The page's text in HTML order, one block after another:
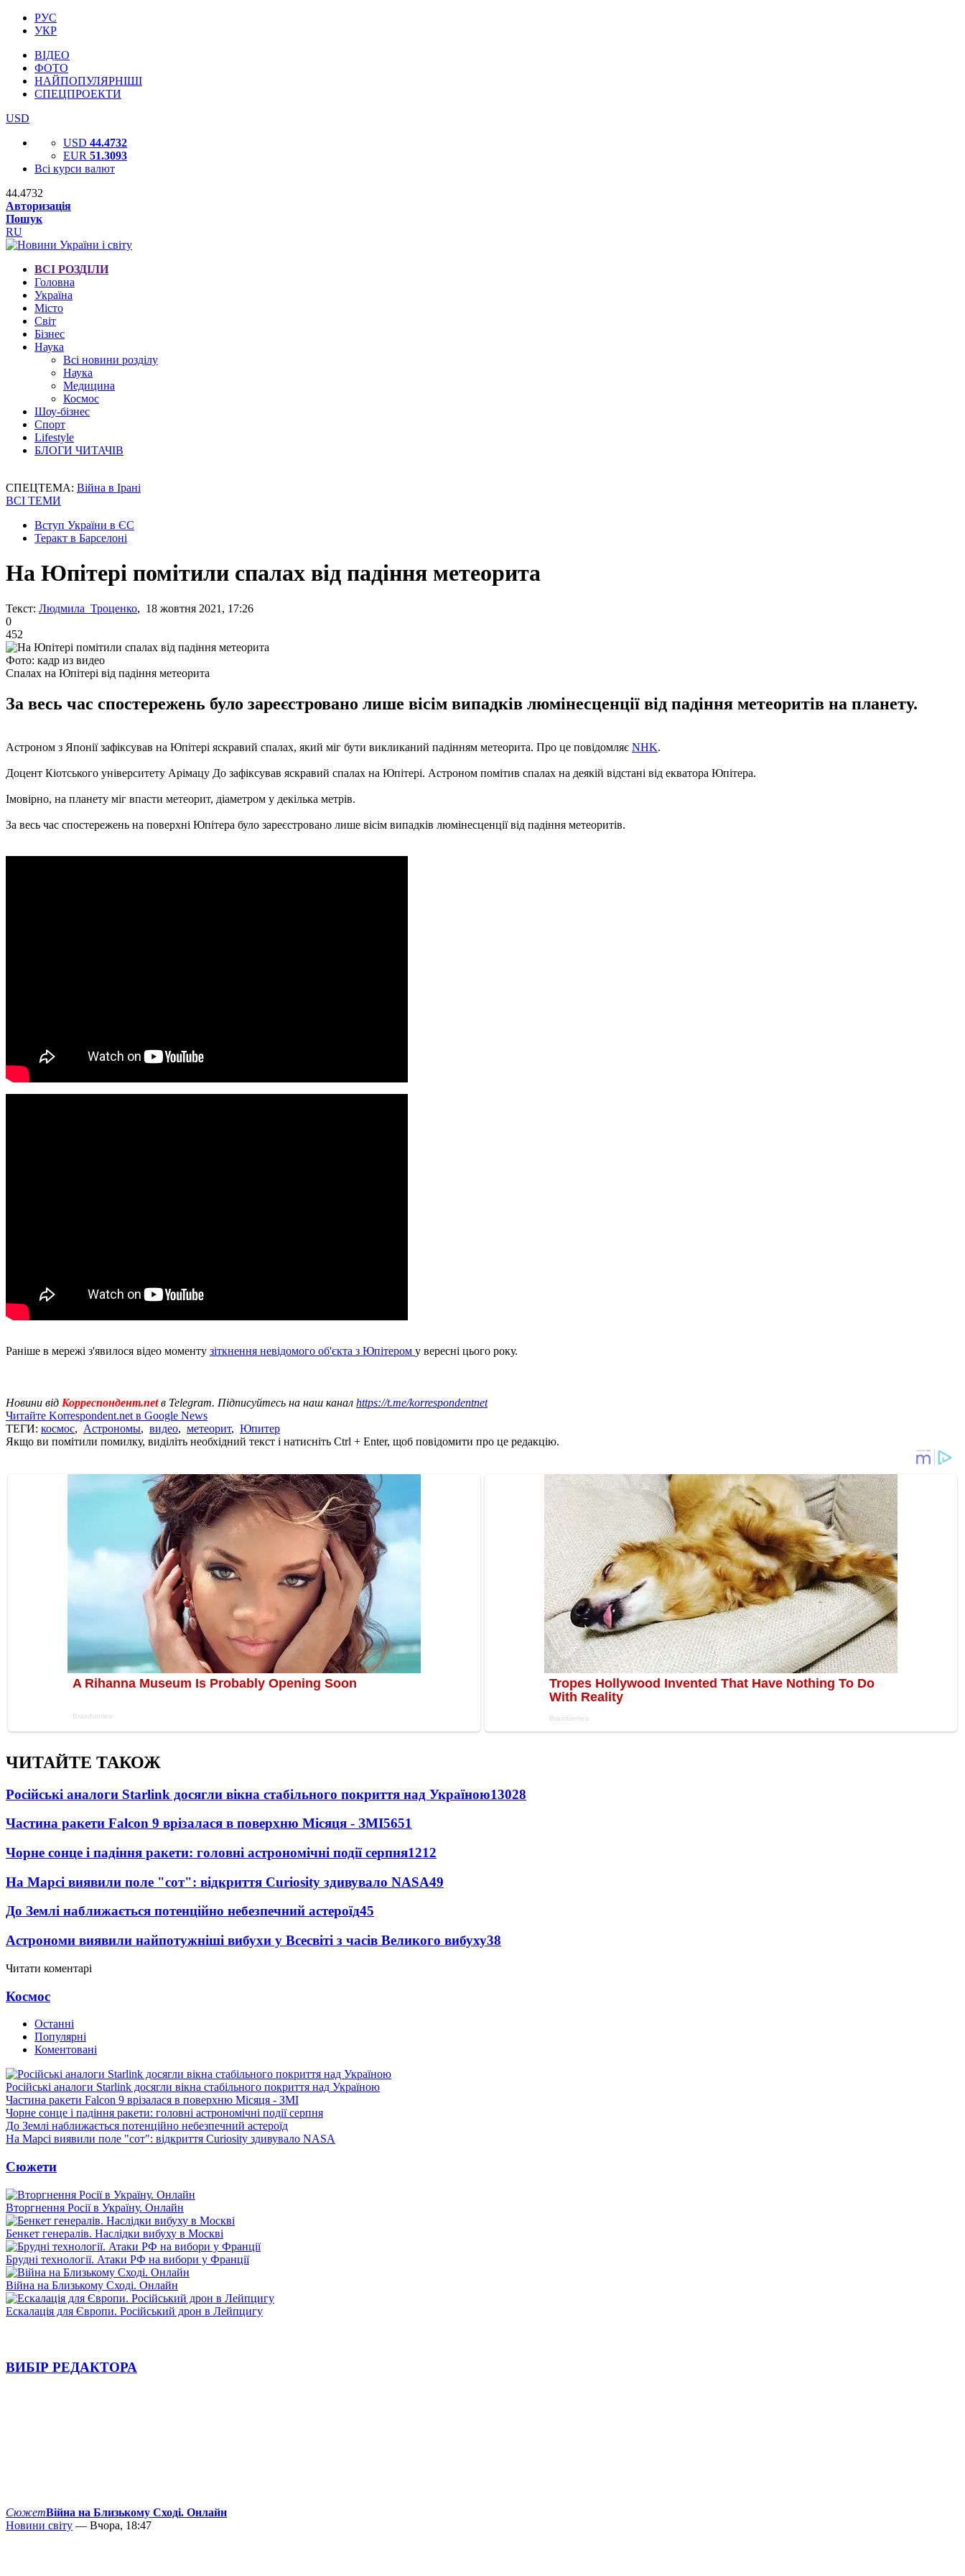
РУС
УКР
ВІДЕО
ФОТО
НАЙПОПУЛЯРНІШІ
СПЕЦПРОЕКТИ
USD
USD 44.4732
EUR 51.3093
Всі курси валют
44.4732
Авторизація
Пошук
RU
ВСІ РОЗДІЛИ
Головна
Україна
Місто
Світ
Бізнес
Наука
Всі новини розділу
Наука
Медицина
Космос
Шоу-бізнес
Спорт
Lifestyle
БЛОГИ ЧИТАЧІВ
СПЕЦТЕМА: Війна в Ірані
ВСІ ТЕМИ
Вступ України в ЄС
Теракт в Барселоні
На Юпітері помітили спалах від падіння метеорита
Текст: Людмила Троценко, 18 жовтня 2021, 17:26
0
452
Фото: кадр из видео
Спалах на Юпітері від падіння метеорита
За весь час спостережень було зареєстровано лише вісім випадків люмінесценції від падіння метеоритів на планету.
Астроном з Японії зафіксував на Юпітері яскравий спалах, який міг бути викликаний падінням метеорита. Про це повідомляє NHK.
Доцент Кіотського університету Арімацу До зафіксував яскравий спалах на Юпітері. Астроном помітив спалах на деякій відстані від екватора Юпітера.
Імовірно, на планету міг впасти метеорит, діаметром у декілька метрів.
За весь час спостережень на поверхні Юпітера було зареєстровано лише вісім випадків люмінесценції від падіння метеоритів.
Раніше в мережі з'явилося відео моменту зіткнення невідомого об'єкта з Юпітером у вересні цього року.
Новини від Корреспондент.netв Telegram. Підписуйтесь на наш канал https://t.me/korrespondentnet
Читайте Korrespondent.net в Google News
ТЕГИ: космос, Астрономы, видео, метеорит, Юпитер
Якщо ви помітили помилку, виділіть необхідний текст і натисніть Ctrl + Enter, щоб повідомити про це редакцію.
ЧИТАЙТЕ ТАКОЖ
Російські аналоги Starlink досягли вікна стабільного покриття над Україною13028
Частина ракети Falcon 9 врізалася в поверхню Місяця - ЗМІ5651
Чорне сонце і падіння ракети: головні астрономічні події серпня1212
На Марсі виявили поле "сот": відкриття Curiosity здивувало NASA49
До Землі наближається потенційно небезпечний астероїд45
Астрономи виявили найпотужніші вибухи у Всесвіті з часів Великого вибуху38
Читати коментарі
Космос
Останні
Популярні
Коментовані
Російські аналоги Starlink досягли вікна стабільного покриття над Україною
Частина ракети Falcon 9 врізалася в поверхню Місяця - ЗМІ
Чорне сонце і падіння ракети: головні астрономічні події серпня
До Землі наближається потенційно небезпечний астероїд
На Марсі виявили поле "сот": відкриття Curiosity здивувало NASA
Сюжети
Вторгнення Росії в Україну. Онлайн
Бенкет генералів. Наслідки вибуху в Москві
Брудні технології. Атаки РФ на вибори у Франції
Війна на Близькому Сході. Онлайн
Ескалація для Європи. Російський дрон в Лейпцигу
ВИБІР РЕДАКТОРА
СюжетВійна на Близькому Сході. Онлайн
Новини світу — Вчора, 18:47